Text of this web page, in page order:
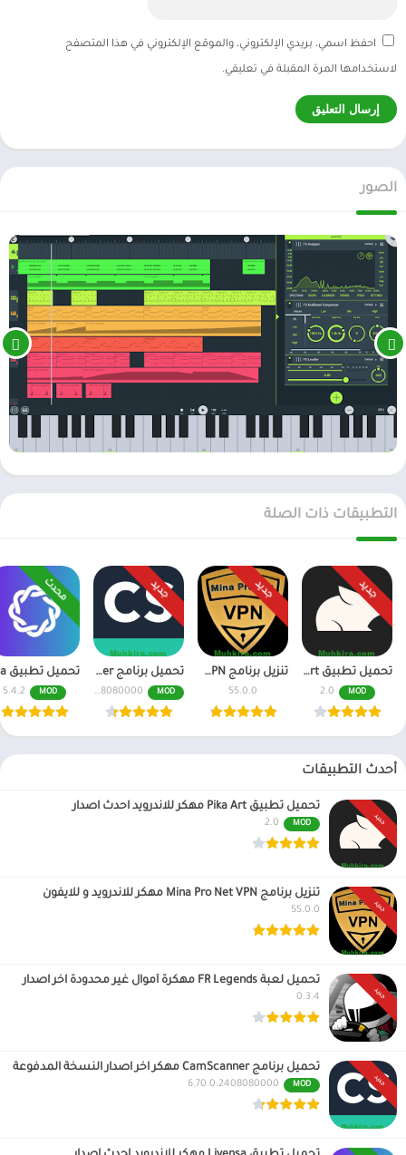
احفظ اسمي، بريدي الإلكتروني، والموقع الإلكتروني في هذا المتصفح
لاستخدامها المرة المقبلة في تعليقي.
الصور
التطبيقات ذات الصلة
جديد
تحميل تطبيق Pika Art مهكر للاندرويد احدث اصدار
MOD
2.0
جديد
تنزيل برنامج Mina Pro Net VPN مهكر للاندرويد و للايفون
55.0.0
جديد
تحميل برنامج CamScanner مهكر اخر اصدار النسخة المدفوعة
MOD
6.70.0.2408080000
محدث
MOD
5.4.2
أحدث التطبيقات
جديد
تحميل تطبيق Pika Art مهكر للاندرويد احدث اصدار
MOD
2.0
جديد
تنزيل برنامج Mina Pro Net VPN مهكر للاندرويد و للايفون
55.0.0
جديد
تحميل لعبة FR Legends مهكرة أموال غير محدودة اخر اصدار
0.3.4
جديد
تحميل برنامج CamScanner مهكر اخر اصدار النسخة المدفوعة
MOD
6.70.0.2408080000